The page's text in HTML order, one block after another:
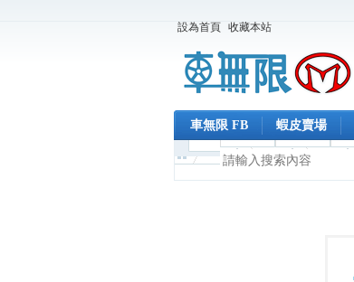
設為首頁 收藏本站
車無限 FB 蝦皮賣場